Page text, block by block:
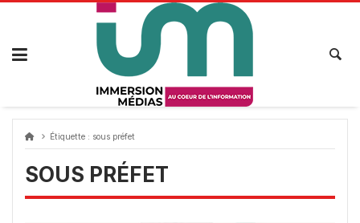
Passer
Étiquette : sous préfet
SOUS PRÉFET